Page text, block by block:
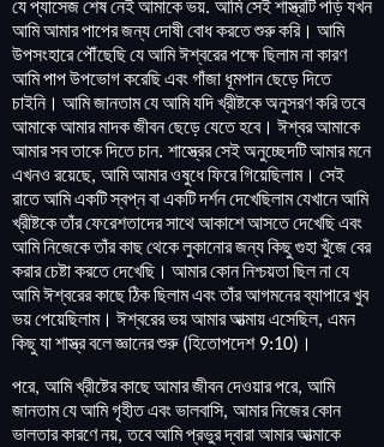
যেপ্যাসেজশেষনেইআমাকেভয়. আমিসেইশাস্ত্রটিপড়িযখন
আমিআমারপাপেরজন্যদোষীবোধকরতেশুরুকরি। আমি
উপসংহারেপৌঁছেছিযেআমিঈশ্বরেরপক্ষেছিলামনাকারণ
আমিপাপউপভোগকরেছিএবংগাঁজা ধূমপানছেড়েদিতে
চাইনি। আমিজানতামযেআমিযদিখ্রীষ্টকেঅনুসরণকরিতবে
আমাকেআমারমাদকজীবনছেড়েযেতেহবে। ঈশ্বরআমাকে
আমারসবতাকেদিতেচান. শাস্ত্রেরসেইঅনুচ্ছেদটিআমারমনে
এখনও রয়েছে, আমিআমারওষুধেফিরেগিয়েছিলাম। সেই
রাতেআমিএকটিস্বপ্নবাএকটিদর্শনদেখেছিলামযেখানেআমি
খ্রীষ্টকেতাঁরফেরেশতাদেরসাথেআকাশেআসতেদেখেছিএবং
আমিনিজেকেতাঁরকাছথেকেলুকানোরজন্যকিছুগুহাখুঁজেবের
করারচেষ্টাকরতেদেখেছি। আমারকোননিশ্চয়তাছিলনাযে
আমিঈশ্বরেরকাছেঠিকছিলামএবংতাঁরআগমনেরব্যাপারেখুব
ভয়পেয়েছিলাম। ঈশ্বরেরভয়আমারআত্মায়এসেছিল, এমন
কিছুযাশাস্ত্রবলেজ্ঞানেরশুরু(হিতোপদেশ9:10) ।
পরে, আমিখ্রীষ্টেরকাছেআমারজীবনদেওয়ারপরে, আমি
জানতামযেআমিগৃহীতএবংভালবাসি, আমারনিজেরকোন
ভালতারকারণেনয়,তবেআমিপ্রভুরদ্বারাআমারআত্মাকে